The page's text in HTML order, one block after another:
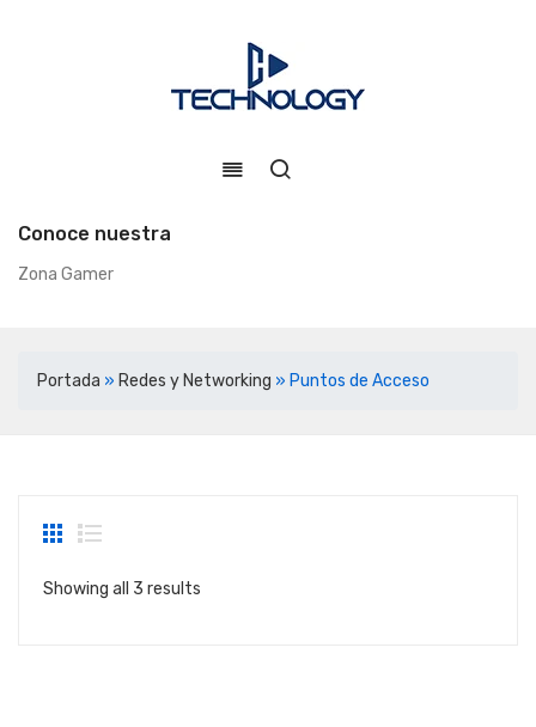
Conoce nuestra
Zona Gamer
Portada » Redes y Networking » Puntos de Acceso
Showing all 3 results